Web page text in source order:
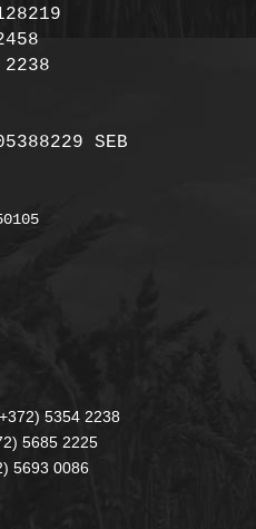
SEB
5354 2238
5685 2225
5693 0086